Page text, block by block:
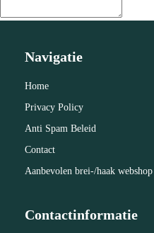
Navigatie
Home
Privacy Policy
Anti Spam Beleid
Contact
Aanbevolen brei-/haak webshop
Contactinformatie